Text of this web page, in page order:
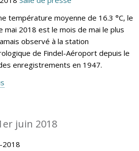
température moyenne de 16.3 °C, le
mai 2018 est le mois de mai le plus
observé à la station
de Findel-Aéroport depuis le
enregistrements en 1947.
juin 2018
2018